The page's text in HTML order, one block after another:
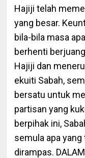
Hajiji telah
yang besar.
bila-bila masa
berhenti
Hajiji dan
ekuiti Sabah,
bersatu untuk
partisan yang
berpihak ini,
semula apa yang
dirampas.